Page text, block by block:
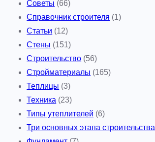
Советы (66)
Справочник строителя (1)
Статьи (12)
Стены (151)
Строительство (56)
Стройматериалы (165)
Теплицы (3)
Техника (23)
Типы утеплителей (6)
Три основных этапа строительства